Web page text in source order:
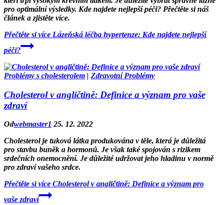
pro optimální výsledky. Kde najdete nejlepší péči? Přečtěte si náš
článek a zjistěte více.
Přečtěte si více Lázeňská léčba hypertenze: Kde najdete nejlepší
péči?
Problémy s cholesterolem | Zdravotní Problémy
Cholesterol v angličtině: Definice a význam pro vaše
zdraví
Odwebmaster1 25. 12. 2022
Cholesterol je tuková látka produkována v těle, která je důležitá
pro stavbu buněk a hormonů. Je však také spojován s rizikem
srdečních onemocnění. Je důležité udržovat jeho hladinu v normě
pro zdraví vašeho srdce.
Přečtěte si více Cholesterol v angličtině: Definice a význam pro
vaše zdraví